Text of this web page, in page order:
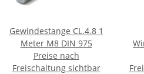
Gewindestange CL.4.8 1
Meter M8 DIN 975
Preise nach
Freischaltung sichtbar